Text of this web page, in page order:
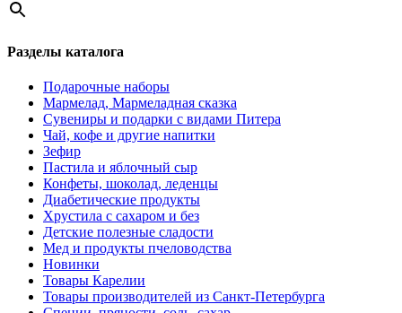
Разделы каталога
Подарочные наборы
Мармелад, Мармеладная сказка
Сувениры и подарки с видами Питера
Чай, кофе и другие напитки
Зефир
Пастила и яблочный сыр
Конфеты, шоколад, леденцы
Диабетические продукты
Хрустила с сахаром и без
Детские полезные сладости
Мед и продукты пчеловодства
Новинки
Товары Карелии
Товары производителей из Санкт-Петербурга